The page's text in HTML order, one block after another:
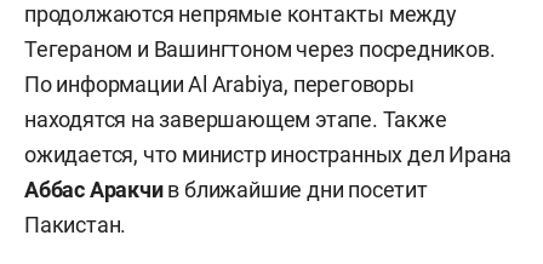
продолжаются непрямые контакты между
Тегераном и Вашингтоном через посредников.
По информации Al Arabiya, переговоры
находятся на завершающем этапе. Также
ожидается, что министр иностранных дел Ирана
Аббас Аракчив ближайшие дни посетит
Пакистан.